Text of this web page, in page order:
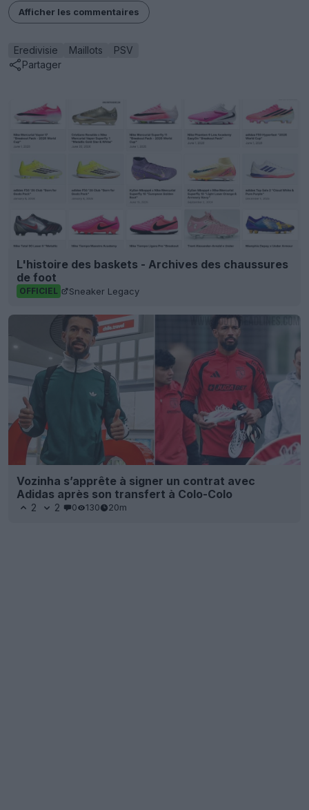
Afficher les commentaires
Eredivisie Maillots
PSV
Partager
L'histoire des baskets - Archives des chaussures
de foot
OFFICIEL Sneaker Legacy
Vozinha s’apprête à signer un contrat avec
Adidas après son transfert à Colo-Colo
2 2 0 130 20m